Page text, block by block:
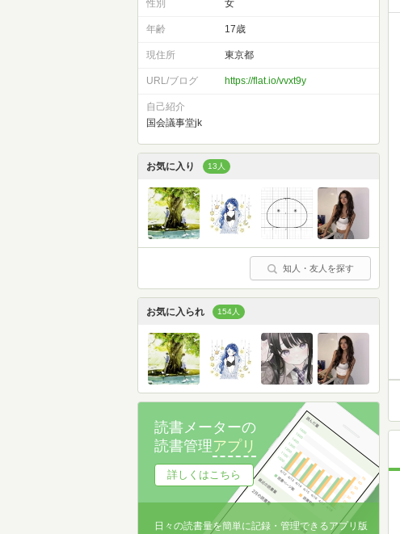
性別 女
年齢 17歳
現住所 東京都
URL/ブログ https://flat.io/vvxt9y
自己紹介
国会議事堂jk
お気に入り 13人
知人・友人を探す
お気に入られ 154人
読書メーターの
読書管理アプリ
詳しくはこちら
日々の読書量を簡単に記録・管理できるアプリ版